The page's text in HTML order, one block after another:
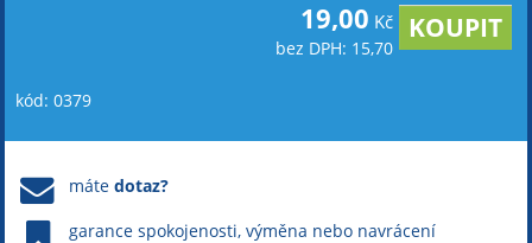
19,00 Kč
bez DPH: 15,70
kód: 0379
mátedotaz?
garance spokojenosti, výměna nebo navrácení